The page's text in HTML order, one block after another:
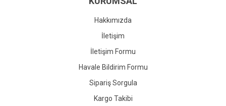
Gönder
Hakkımızda
İletişim
İletişim Formu
Havale Bildirim Formu
Sipariş Sorgula
Kargo Takibi